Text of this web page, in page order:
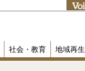
社会・教育 地域再生